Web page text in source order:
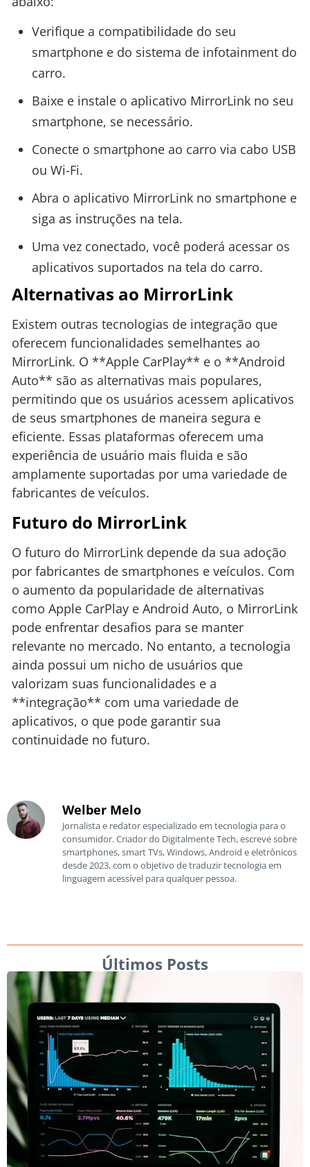
Verifique a compatibilidade do seu
smartphone e do sistema de infotainment do
carro.
Baixe e instale o aplicativo MirrorLink no seu
smartphone, se necessário.
Conecte o smartphone ao carro via cabo USB
ou Wi-Fi.
Abra o aplicativo MirrorLink no smartphone e
siga as instruções na tela.
Uma vez conectado, você poderá acessar os
aplicativos suportados na tela do carro.
Alternativas ao MirrorLink
Existem outras tecnologias de integração que
oferecem funcionalidades semelhantes ao
MirrorLink. O **Apple CarPlay** e o **Android
Auto** são as alternativas mais populares,
permitindo que os usuários acessem aplicativos
de seus smartphones de maneira segura e
eficiente. Essas plataformas oferecem uma
experiência de usuário mais fluida e são
amplamente suportadas por uma variedade de
fabricantes de veículos.
Futuro do MirrorLink
O futuro do MirrorLink depende da sua adoção
por fabricantes de smartphones e veículos. Com
o aumento da popularidade de alternativas
como Apple CarPlay e Android Auto, o MirrorLink
pode enfrentar desafios para se manter
relevante no mercado. No entanto, a tecnologia
ainda possui um nicho de usuários que
valorizam suas funcionalidades e a
**integração** com uma variedade de
aplicativos, o que pode garantir sua
continuidade no futuro.
Welber Melo
Jornalista e redator especializado em tecnologia para o
consumidor. Criador do Digitalmente Tech, escreve sobre
smartphones, smart TVs, Windows, Android e eletrônicos
desde 2023, com o objetivo de traduzir tecnologia em
linguagem acessível para qualquer pessoa.
Últimos Posts